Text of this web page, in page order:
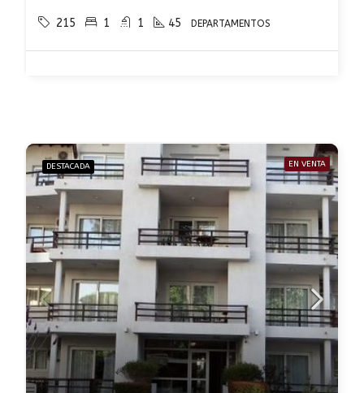
215 1 1 45 DEPARTAMENTOS
DESTACADA EN VENTA